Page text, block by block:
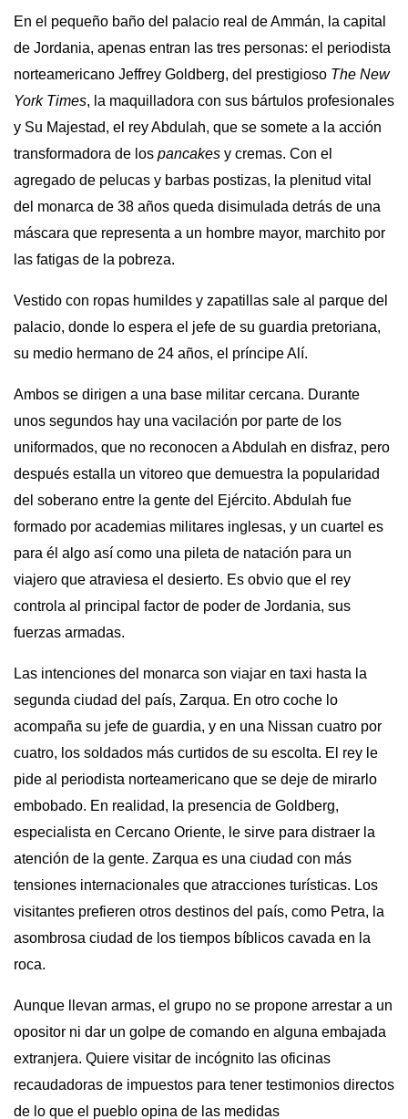
En el pequeño baño del palacio real de Ammán, la capital
de Jordania, apenas entran las tres personas: el periodista
norteamericano Jeffrey Goldberg, del prestigioso The New
York Times, la maquilladora con sus bártulos profesionales
y Su Majestad, el rey Abdulah, que se somete a la acción
transformadora de los pancakes y cremas. Con el
agregado de pelucas y barbas postizas, la plenitud vital
del monarca de 38 años queda disimulada detrás de una
máscara que representa a un hombre mayor, marchito por
las fatigas de la pobreza.
Vestido con ropas humildes y zapatillas sale al parque del
palacio, donde lo espera el jefe de su guardia pretoriana,
su medio hermano de 24 años, el príncipe Alí.
Ambos se dirigen a una base militar cercana. Durante
unos segundos hay una vacilación por parte de los
uniformados, que no reconocen a Abdulah en disfraz, pero
después estalla un vitoreo que demuestra la popularidad
del soberano entre la gente del Ejército. Abdulah fue
formado por academias militares inglesas, y un cuartel es
para él algo así como una pileta de natación para un
viajero que atraviesa el desierto. Es obvio que el rey
controla al principal factor de poder de Jordania, sus
fuerzas armadas.
Las intenciones del monarca son viajar en taxi hasta la
segunda ciudad del país, Zarqua. En otro coche lo
acompaña su jefe de guardia, y en una Nissan cuatro por
cuatro, los soldados más curtidos de su escolta. El rey le
pide al periodista norteamericano que se deje de mirarlo
embobado. En realidad, la presencia de Goldberg,
especialista en Cercano Oriente, le sirve para distraer la
atención de la gente. Zarqua es una ciudad con más
tensiones internacionales que atracciones turísticas. Los
visitantes prefieren otros destinos del país, como Petra, la
asombrosa ciudad de los tiempos bíblicos cavada en la
roca.
Aunque llevan armas, el grupo no se propone arrestar a un
opositor ni dar un golpe de comando en alguna embajada
extranjera. Quiere visitar de incógnito las oficinas
recaudadoras de impuestos para tener testimonios directos
de lo que el pueblo opina de las medidas